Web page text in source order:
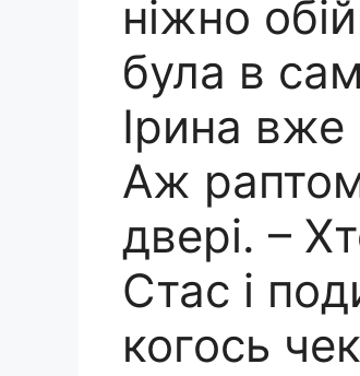
ніжно
була в
Ірина
Аж
двері. –
Стас і
когось